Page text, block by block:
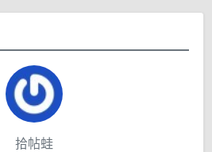
拾帖蛙